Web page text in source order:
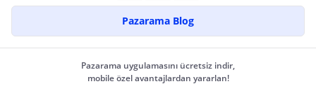
Pazarama Blog
Pazarama uygulamasını ücretsiz indir,
mobile özel avantajlardan yararlan!